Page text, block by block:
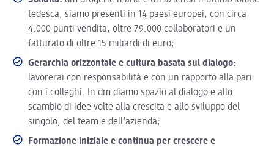
tedesca, siamo presenti in 14 paesi europei, con circa
4.000 punti vendita, oltre 79.000 collaboratori e un
fatturato di oltre 15 miliardi di euro;
Gerarchia orizzontale e cultura basata sul dialogo:
lavorerai con responsabilità e con un rapporto alla pari
con i colleghi. In dm diamo spazio al dialogo e allo
scambio di idee volte alla crescita e allo sviluppo del
singolo, del team e dell’azienda;
Formazione iniziale e continua per crescere e